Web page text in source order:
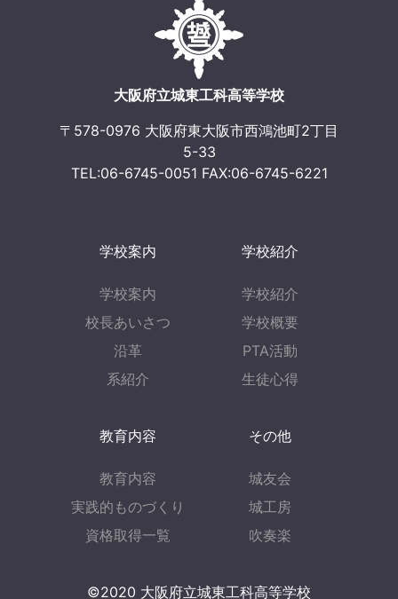
大阪府立城東工科高等学校
〒578-0976 大阪府東大阪市西鴻池町2丁目
5-33
TEL:06-6745-0051 FAX:06-6745-6221
学校案内
学校案内
校長あいさつ
沿革
系紹介
学校紹介
学校紹介
学校概要
PTA活動
生徒心得
教育内容
教育内容
実践的ものづくり
資格取得一覧
その他
城友会
城工房
吹奏楽
©︎2020 大阪府立城東工科高等学校